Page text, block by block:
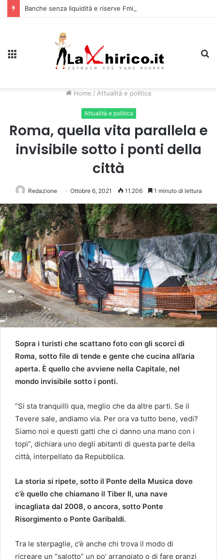
Home / Attualità e politica
Attualità e politica
Roma, quella vita parallela e
invisibile sotto i ponti della
città
Redazione Ottobre 6, 2021 11.206 1 minuto di lettura
Sopra i turisti che scattano foto con gli scorci di
Roma, sotto file di tende e gente che cucina all’aria
aperta. È quello che avviene nella Capitale, nel
mondo invisibile sotto i ponti.
“Si sta tranquilli qua, meglio che da altre parti. Se il
Tevere sale, andiamo via. Per ora va tutto bene, vedi?
Siamo noi e questi gatti che ci danno una mano con i
topi”, dichiara uno degli abitanti di questa parte della
città, interpellato da Repubblica.
La storia si ripete, sotto il Ponte della Musica dove
c’è quello che chiamano il Tiber II, una nave
incagliata dal 2008, o ancora, sotto Ponte
Risorgimento o Ponte Garibaldi.
Tra le sterpaglie, c’è anche chi trova il modo di
ricreare un “salotto” un po’ arrangiato o di fare pranzi